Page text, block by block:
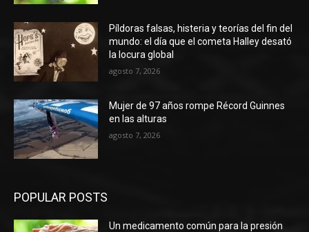
Píldoras falsas, histeria y teorías del fin del
mundo: el día que el cometa Halley desató
la locura global
agosto 7, 2026
Mujer de 97 años rompe Récord Guinnes
en las alturas
agosto 7, 2026
POPULAR POSTS
Un medicamento común para la presión